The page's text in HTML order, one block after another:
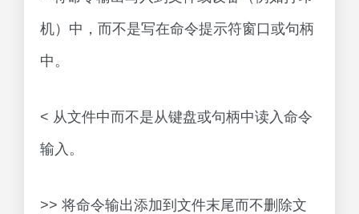
机）中，而不是写在命令提示符窗口或句柄
中。
< 从文件中而不是从键盘或句柄中读入命令
输入。
>> 将命令输出添加到文件末尾而不删除文